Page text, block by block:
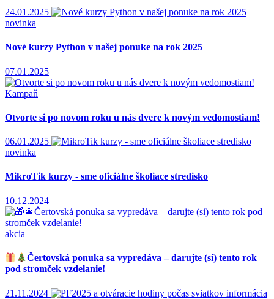
24.01.2025
novinka
Nové kurzy Python v našej ponuke na rok 2025
07.01.2025
Kampaň
Otvorte si po novom roku u nás dvere k novým vedomostiam!
06.01.2025
novinka
MikroTik kurzy - sme oficiálne školiace stredisko
10.12.2024
akcia
Čertovská ponuka sa vypredáva – darujte (si) tento rok
pod stromček vzdelanie!
21.11.2024 informácia